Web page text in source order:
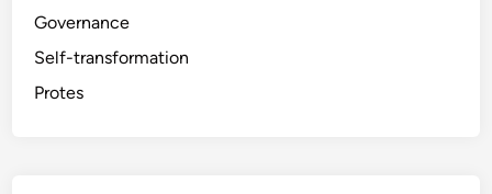
Governance
Self-transformation
Protes